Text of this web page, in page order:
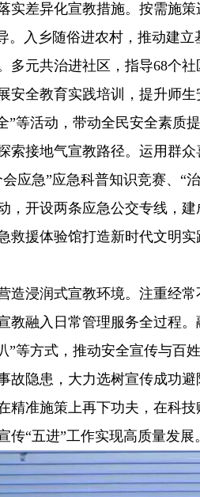
实差异化宣教措施。按需施
。入乡随俗进农村，推动建
多元共治进社区，指导68个
安全教育实践培训，提升师
”等活动，带动全民安全素质提
索接地气宣教路径。运用群
应急”应急科普知识竞赛、“
，开设两条应急公交专线，
救援体验馆打造新时代文明
造浸润式宣教环境。注重经
教融入日常管理服务全过程
”等方式，推动安全宣传与百
故隐患，大力选树宣传成功
精准施策上再下功夫，在科
传“五进”工作实现高质量发展。